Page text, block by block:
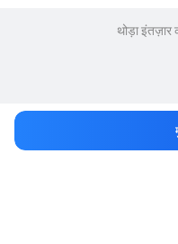
थोड़ा इंतज़ार